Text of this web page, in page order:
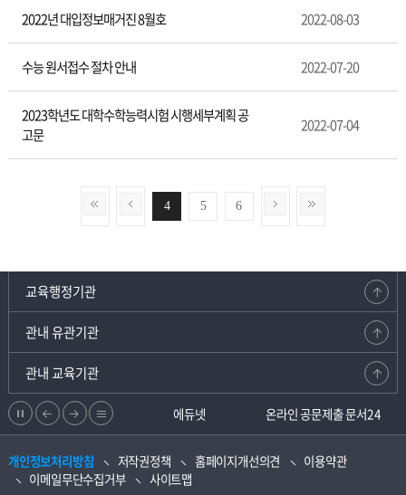
2022년 대입정보매거진 8월호 2022-08-03
수능 원서접수 절차 안내 2022-07-20
2023학년도 대학수학능력시험 시행세부계획 공
고문
2022-07-04
4 5 6
교육행정기관
관내 유관기관
관내 교육기관
정
지
이
전
으
로
다
음
으
로
리
스
트
강원교육청지부 에듀넷 온라인 공문제출 문서24
개인정보처리방침 저작권정책 홈페이지개선의견
이용약관
이메일무단수집거부
사이트맵